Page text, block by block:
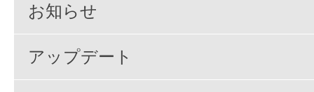
お知らせ
アップデート